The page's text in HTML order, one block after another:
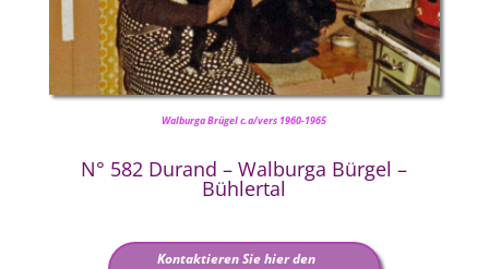
Walburga Brügel c.a/vers 1960-1965
N° 582 Durand – Walburga Bürgel –
Bühlertal
Kontaktieren Sie hier den